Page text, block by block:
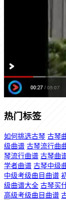
热门标签
如何挑选古琴 古琴
级曲谱 古琴流行曲
琴流行曲谱 古琴曲
学者曲谱 古琴中级
中级考级曲目曲谱
级曲谱大全 古琴买
高级考级曲目曲谱